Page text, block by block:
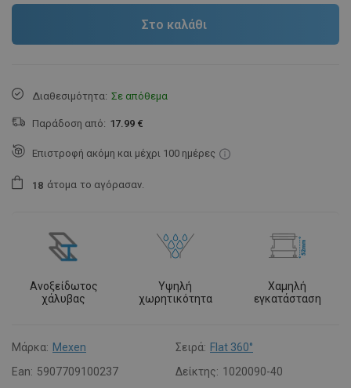
Στο καλάθι
Διαθεσιμότητα: Σε απόθεμα
Παράδοση από: 17.99 €
Επιστροφή ακόμη και μέχρι 100 ημέρες
1 8 άτομα το αγόρασαν.
Ανοξείδωτος
χάλυβας
Υψηλή
χωρητικότητα
Χαμηλή
εγκατάσταση
Μάρκα: Mexen Σειρά: Flat 360°
Ean: 5907709100237 Δείκτης: 1020090-40